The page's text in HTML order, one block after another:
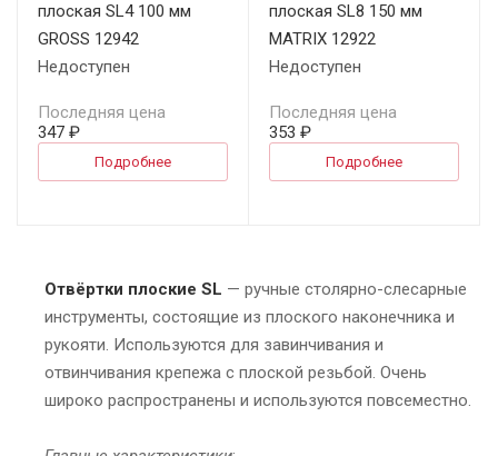
плоская SL4 100 мм
GROSS 12942
Недоступен
Последняя цена
347 ₽
Подробнее
плоская SL8 150 мм
MATRIX 12922
Недоступен
Последняя цена
353 ₽
Подробнее
Отвёртки плоские SL — ручные столярно-слесарные
инструменты, состоящие из плоского наконечника и
рукояти. Используются для завинчивания и
отвинчивания крепежа с плоской резьбой. Очень
широко распространены и используются повсеместно.